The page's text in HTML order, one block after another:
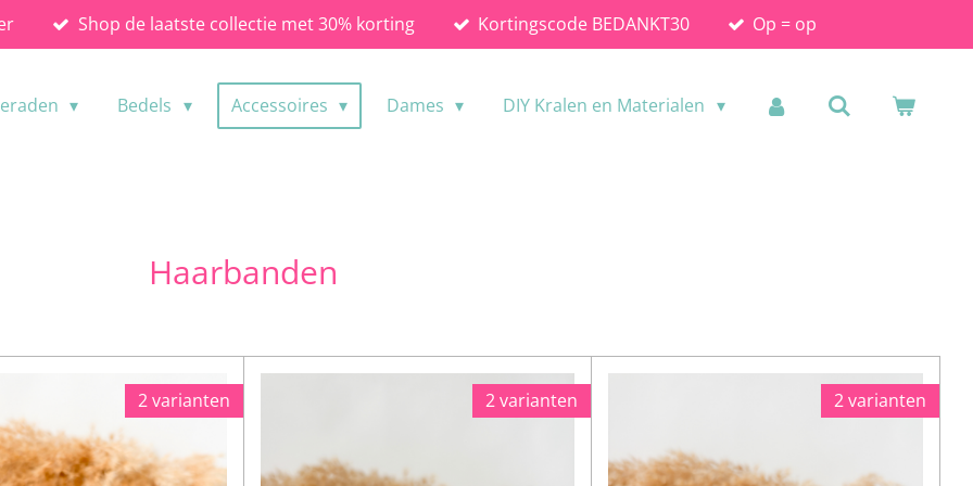
Shop de laatste collectie met 30% korting Kortingscode BEDANKT30 Op = op
Bedels Accessoires Dames DIY Kralen en Materialen
Haarbanden
2 varianten 2 varianten 2 varianten